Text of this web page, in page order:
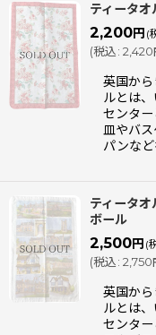
ティータ
2,200円 (
(税込: 2,420
英国か
ルとは、
センタ
皿やバ
パンな
ティータ
ボール
2,500円 (
(税込: 2,750
英国か
ルとは、
センタ